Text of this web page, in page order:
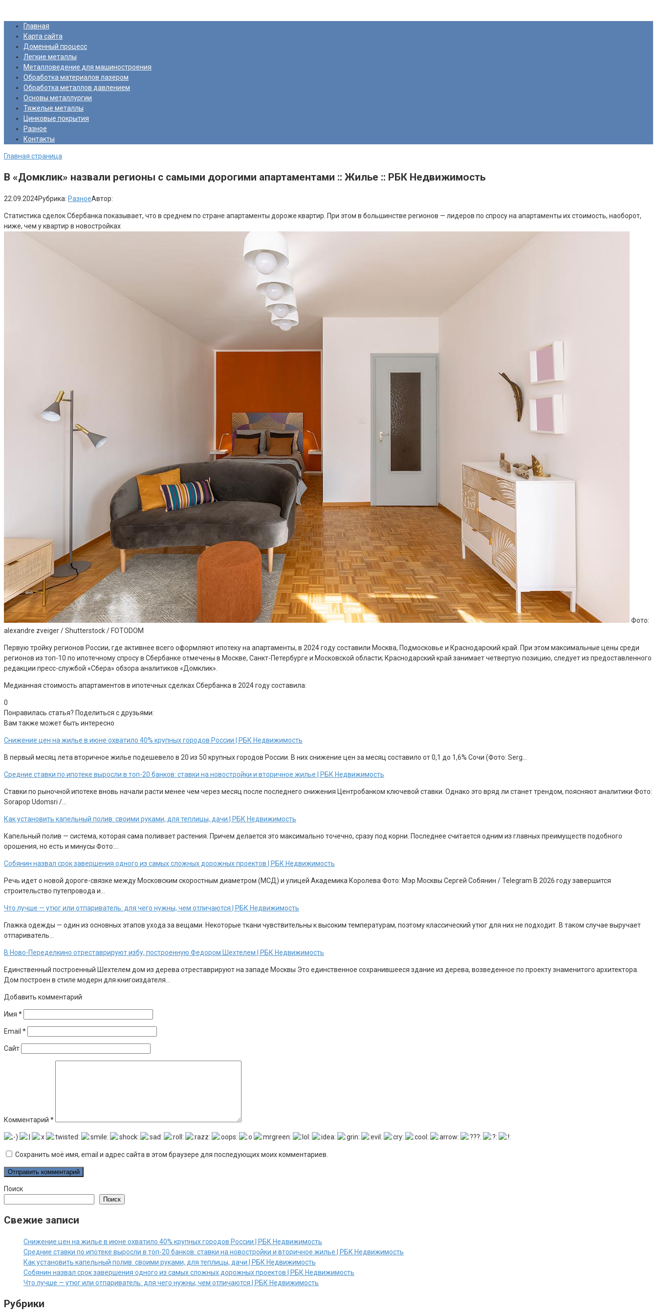
контентуГлавная
Карта сайта
Доменный процесс
Легкие металлы
Металловедение для машиностроения
Обработка материалов лазером
Обработка металлов давлением
Основы металлургии
Тяжелые металлы
Цинковые покрытия
Разное
Контакты
Главная страница
В «Домклик» назвали регионы с самыми дорогими апартаментами :: Жилье :: РБК Недвижимость
22.09.2024Рубрика: РазноеАвтор:
Статистика сделок Сбербанка показывает, что в среднем по стране апартаменты дороже квартир. При этом в большинстве регионов — лидеров по спросу на апартаменты их стоимость, наоборот,
ниже, чем у квартир в новостройках
Фото:
alexandre zveiger / Shutterstock / FOTODOM
Первую тройку регионов России, где активнее всего оформляют ипотеку на апартаменты, в 2024 году составили Москва, Подмосковье и Краснодарский край. При этом максимальные цены среди
регионов из топ-10 по ипотечному спросу в Сбербанке отмечены в Москве, Санкт-Петербурге и Московской области; Краснодарский край занимает четвертую позицию, следует из предоставленного
редакции пресс-службой «Сбера» обзора аналитиков «Домклик».
Медианная стоимость апартаментов в ипотечных сделках Сбербанка в 2024 году составила:
0
Понравилась статья? Поделиться с друзьями:
Вам также может быть интересно
Снижение цен на жилье в июне охватило 40% крупных городов России | РБК Недвижимость
В первый месяц лета вторичное жилье подешевело в 20 из 50 крупных городов России. В них снижение цен за месяц составило от 0,1 до 1,6% Сочи (Фото: Serg…
Средние ставки по ипотеке выросли в топ-20 банков: ставки на новостройки и вторичное жилье | РБК Недвижимость
Ставки по рыночной ипотеке вновь начали расти менее чем через месяц после последнего снижения Центробанком ключевой ставки. Однако это вряд ли станет трендом, поясняют аналитики Фото:
Sorapop Udomsri /…
Как установить капельный полив: своими руками, для теплицы, дачи | РБК Недвижимость
Капельный полив — система, которая сама поливает растения. Причем делается это максимально точечно, сразу под корни. Последнее считается одним из главных преимуществ подобного
орошения, но есть и минусы Фото:…
Собянин назвал срок завершения одного из самых сложных дорожных проектов | РБК Недвижимость
Речь идет о новой дороге-связке между Московским скоростным диаметром (МСД) и улицей Академика Королева Фото: Мэр Москвы Сергей Собянин / Telegram В 2026 году завершится
строительство путепровода и…
Что лучше — утюг или отпариватель: для чего нужны, чем отличаются | РБК Недвижимость
Глажка одежды — один из основных этапов ухода за вещами. Некоторые ткани чувствительны к высоким температурам, поэтому классический утюг для них не подходит. В таком случае выручает
отпариватель…
В Ново-Переделкино отреставрируют избу, построенную Федором Шехтелем | РБК Недвижимость
Единственный построенный Шехтелем дом из дерева отреставрируют на западе Москвы Это единственное сохранившееся здание из дерева, возведенное по проекту знаменитого архитектора.
Дом построен в стиле модерн для книгоиздателя…
Добавить комментарий
Имя *
Email *
Сайт
Комментарий *
Сохранить моё имя, email и адрес сайта в этом браузере для последующих моих комментариев.
Поиск
Поиск
Свежие записи
Снижение цен на жилье в июне охватило 40% крупных городов России | РБК Недвижимость
Средние ставки по ипотеке выросли в топ-20 банков: ставки на новостройки и вторичное жилье | РБК Недвижимость
Как установить капельный полив: своими руками, для теплицы, дачи | РБК Недвижимость
Собянин назвал срок завершения одного из самых сложных дорожных проектов | РБК Недвижимость
Что лучше — утюг или отпариватель: для чего нужны, чем отличаются | РБК Недвижимость
Рубрики